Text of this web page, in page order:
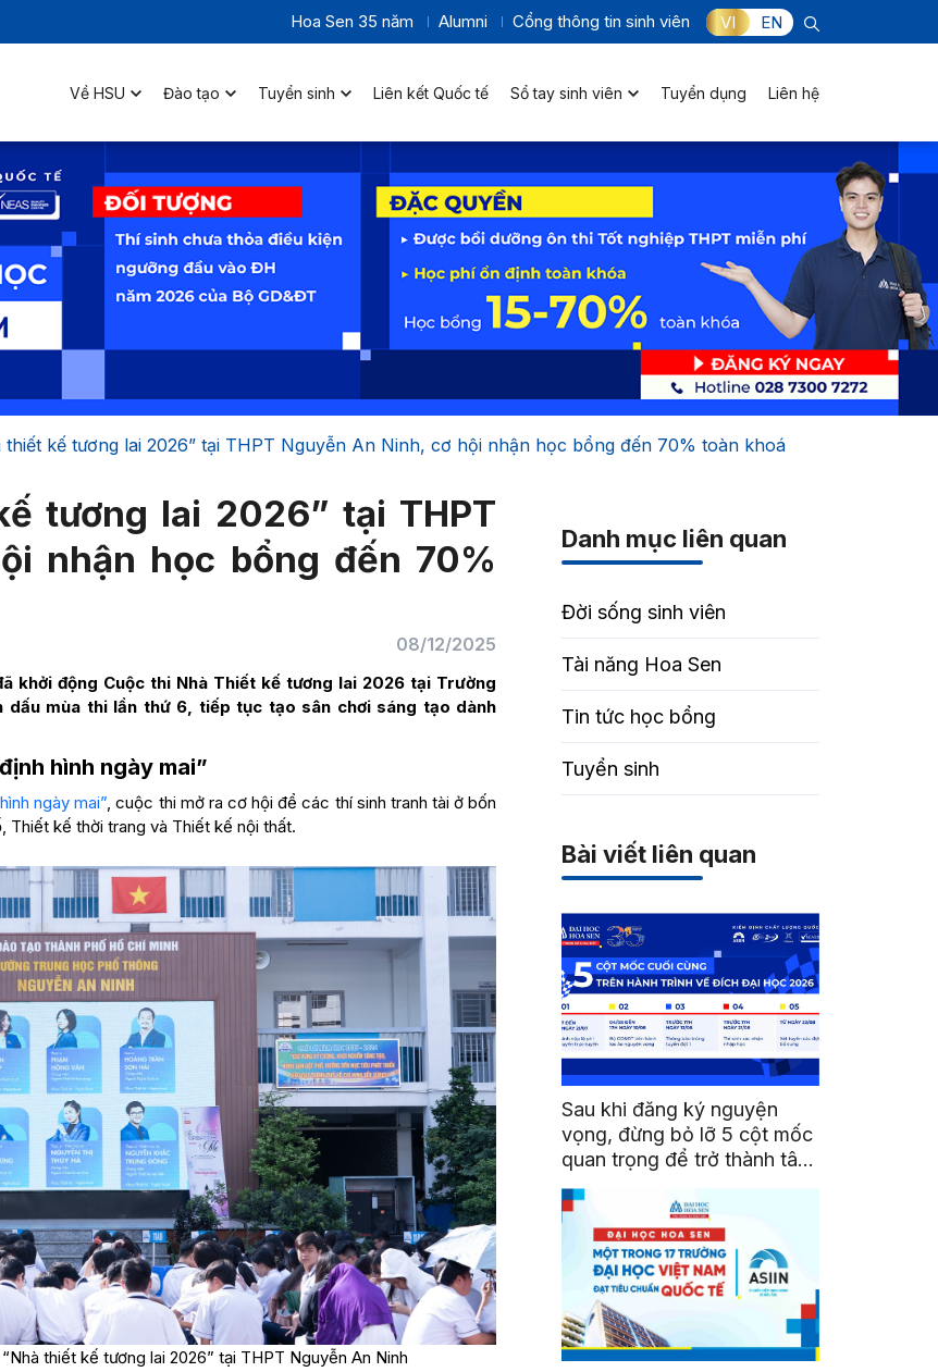
Hoa Sen 35 năm Alumni Cổng thông tin sinh viên VI EN
Về HSU Đào tạo Tuyển sinh Liên kết Quốc tế Sổ tay sinh viên Tuyển dụng Liên hệ
thiết kế tương lai 2026” tại THPT Nguyễn An Ninh, cơ hội nhận học bổng đến 70% toàn khoá
tương lai 2026” tại THPT
nhận học bổng đến 70%
08/12/2025
khởi động Cuộc thi Nhà Thiết kế tương lai 2026 tại Trường
dấu mùa thi lần thứ 6, tiếp tục tạo sân chơi sáng tạo dành
hình ngày mai”
ngày mai”, cuộc thi mở ra cơ hội để các thí sinh tranh tài ở bốn
Thiết kế thời trang và Thiết kế nội thất.
thiết kế tương lai 2026” tại THPT Nguyễn An Ninh
Danh mục liên quan
Đời sống sinh viên
Tài năng Hoa Sen
Tin tức học bổng
Tuyển sinh
Bài viết liên quan
Sau khi đăng ký nguyện
vọng, đừng bỏ lỡ 5 cột mốc
quan trọng để trở thành tân
sinh viên HSU